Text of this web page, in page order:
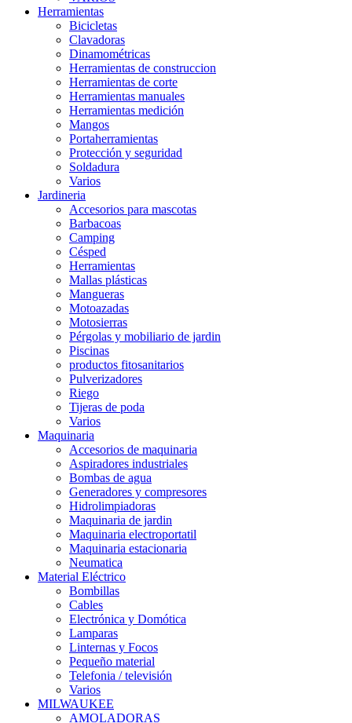
Herramientas
Bicicletas
Clavadoras
Dinamométricas
Herramientas de construccion
Herramientas de corte
Herramientas manuales
Herramientas medición
Mangos
Portaherramientas
Protección y seguridad
Soldadura
Varios
Jardineria
Accesorios para mascotas
Barbacoas
Camping
Césped
Herramientas
Mallas plásticas
Mangueras
Motoazadas
Motosierras
Pérgolas y mobiliario de jardin
Piscinas
productos fitosanitarios
Pulverizadores
Riego
Tijeras de poda
Varios
Maquinaria
Accesorios de maquinaria
Aspiradores industriales
Bombas de agua
Generadores y compresores
Hidrolimpiadoras
Maquinaria de jardin
Maquinaria electroportatil
Maquinaria estacionaria
Neumatica
Material Eléctrico
Bombillas
Cables
Electrónica y Domótica
Lamparas
Linternas y Focos
Pequeño material
Telefonia / televisión
Varios
MILWAUKEE
AMOLADORAS